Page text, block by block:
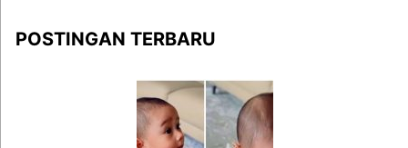
POSTINGAN TERBARU